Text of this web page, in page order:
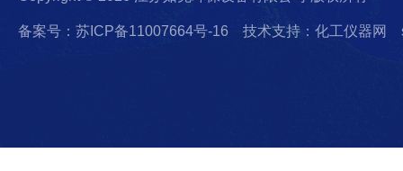
备案号：苏ICP备11007664号-16 技术支持：化工仪器网